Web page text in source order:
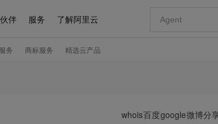
whois百度google微博分